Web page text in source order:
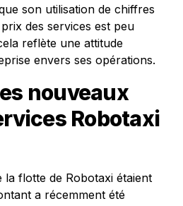
son utilisation de chiffres
des services est peu
reflète une attitude
envers ses opérations.
nouveaux
Robotaxi
la flotte de Robotaxi étaient
a récemment été